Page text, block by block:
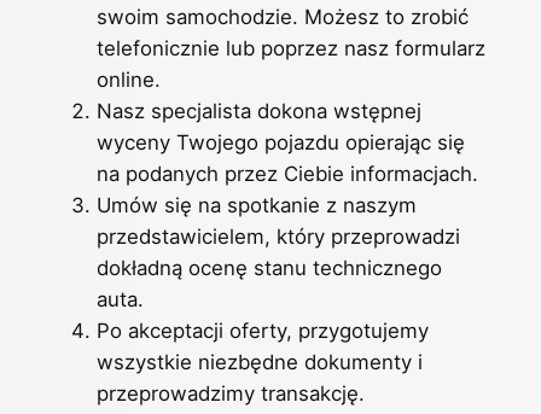
swoim samochodzie. Możesz to zrobić
telefonicznie lub poprzez nasz formularz
online.
Nasz specjalista dokona wstępnej
wyceny Twojego pojazdu opierając się
na podanych przez Ciebie informacjach.
Umów się na spotkanie z naszym
przedstawicielem, który przeprowadzi
dokładną ocenę stanu technicznego
auta.
Po akceptacji oferty, przygotujemy
wszystkie niezbędne dokumenty i
przeprowadzimy transakcję.